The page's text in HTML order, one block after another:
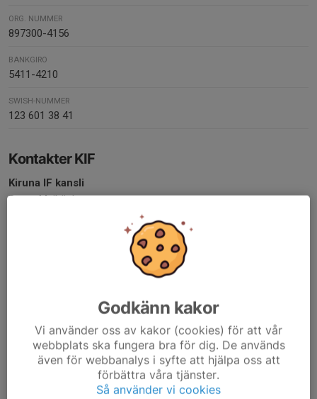
ORG. NUMMER
897300-4156
BANKGIRO
5411-4210
SWISH-NUMMER
123 601 38 41
Kontakter KIF
Kiruna IF kansli
Roger Majbäck
e-post: kansliet@kifu.se
e-post:mikaela.grenevall@kirunaif.se
Hockeygymnasium
Lars-Peter Skogfält
Godkänn kakor
Vi använder oss av kakor (cookies) för att vår
webbplats ska fungera bra för dig. De används
även för webbanalys i syfte att hjälpa oss att
förbättra våra tjänster.
Så använder vi cookies